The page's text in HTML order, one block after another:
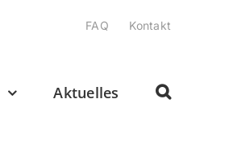
FAQ Kontakt
Aktuelles